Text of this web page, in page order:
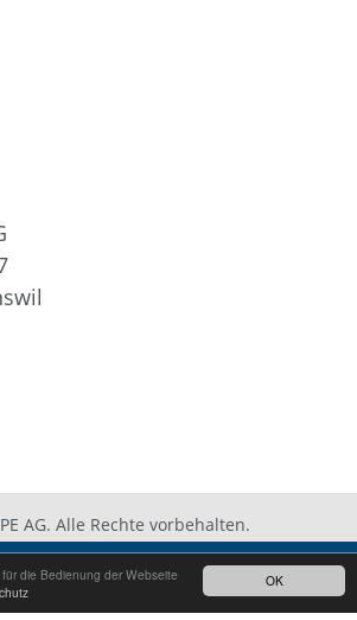
OK
die Bedienung der Webseite
AG. Alle Rechte vorbehalten.
Impressum|Datenschutz